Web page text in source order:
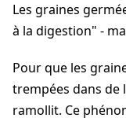
Les graines
à la digestion" -
Pour que les
trempées dans de
ramollit. Ce